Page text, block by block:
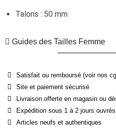
Talons : 50 mm
Guides des Tailles Femme
Satisfait ou remboursé (voir nos
Site et paiement sécurisé
Livraison offerte en magasin ou
Expédition sous 1 à 2 jours ouvrés
Articles neufs et authentiques